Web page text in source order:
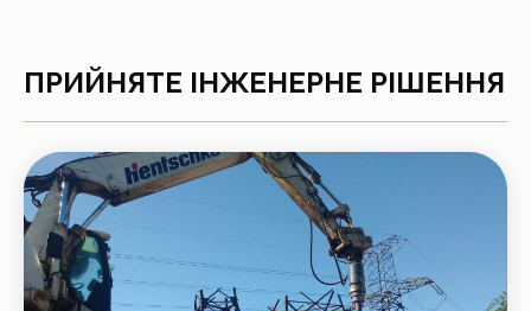
ПРИЙНЯТЕ ІНЖЕНЕРНЕ РІШЕННЯ